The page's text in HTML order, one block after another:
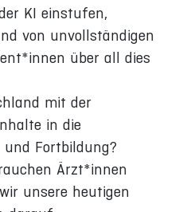
KI einstufen,
von unvollständigen
über all dies
mit der
in die
und Fortbildung?
Ärzt*innen
unsere heutigen